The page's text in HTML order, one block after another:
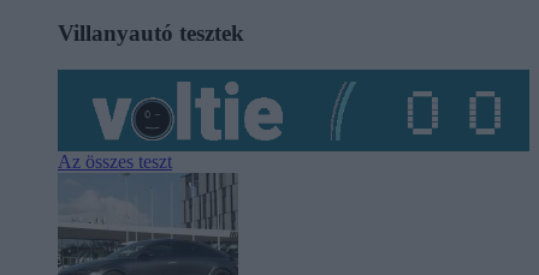
Villanyautó tesztek
Az összes teszt